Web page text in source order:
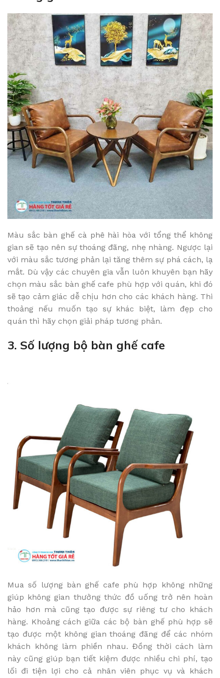
Màu sắc bàn ghế cà phê hài hòa với tổng thể không
gian sẽ tạo nên sự thoáng đãng, nhẹ nhàng. Ngược lại
với màu sắc tương phản lại tăng thêm sự phá cách, lạ
mắt. Dù vậy các chuyên gia vẫn luôn khuyên bạn hãy
chọn màu sắc bàn ghế cafe phù hợp với quán, khi đó
sẽ tạo cảm giác dễ chịu hơn cho các khách hàng. Thi
thoảng nếu muốn tạo sự khác biệt, làm đẹp cho
quán thì hãy chọn giải pháp tương phản.
3. Số lượng bộ bàn ghế cafe
Mua số lượng bàn ghế cafe phù hợp không những
giúp không gian thưởng thức đồ uống trở nên hoàn
hảo hơn mà cũng tạo được sự riêng tư cho khách
hàng. Khoảng cách giữa các bộ bàn ghế phù hợp sẽ
tạo được một không gian thoáng đãng để các nhóm
khách không làm phiền nhau. Đồng thời cách làm
này cũng giúp bạn tiết kiệm được nhiều chi phí, tạo
lối đi tiện lợi cho cả nhân viên phục vụ và khách